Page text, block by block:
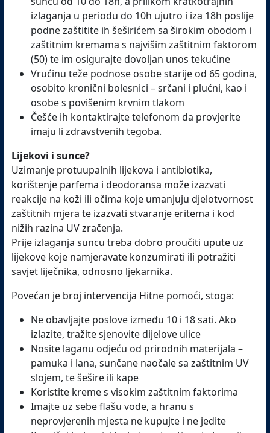
izlaganja u periodu do 10h ujutro i iza 18h poslije
podne zaštitite ih šeširićem sa širokim obodom i
zaštitnim kremama s najvišim zaštitnim faktorom
(50) te im osigurajte dovoljan unos tekućine
Vrućinu teže podnose osobe starije od 65 godina,
osobito kronični bolesnici – srčani i plućni, kao i
osobe s povišenim krvnim tlakom
Češće ih kontaktirajte telefonom da provjerite
imaju li zdravstvenih tegoba.
Lijekovi i sunce?
Uzimanje protuupalnih lijekova i antibiotika,
korištenje parfema i deodoransa može izazvati
reakcije na koži ili očima koje umanjuju djelotvornost
zaštitnih mjera te izazvati stvaranje eritema i kod
nižih razina UV zračenja.
Prije izlaganja suncu treba dobro proučiti upute uz
lijekove koje namjeravate konzumirati ili potražiti
savjet liječnika, odnosno ljekarnika.
Povećan je broj intervencija Hitne pomoći, stoga:
Ne obavljajte poslove između 10 i 18 sati. Ako
izlazite, tražite sjenovite dijelove ulice
Nosite laganu odjeću od prirodnih materijala –
pamuka i lana, sunčane naočale sa zaštitnim UV
slojem, te šešire ili kape
Koristite kreme s visokim zaštitnim faktorima
Imajte uz sebe flašu vode, a hranu s
neprovjerenih mjesta ne kupujte i ne jedite